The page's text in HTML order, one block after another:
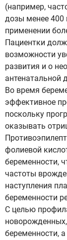
(например,
дозы менее 400
применении
Пациентки
возможности
развития и о
антенатальной
Во время
эффективное
поскольку
оказывать
фолиевой
беременности,
частоты
наступления
беременности
С целью
беременности,